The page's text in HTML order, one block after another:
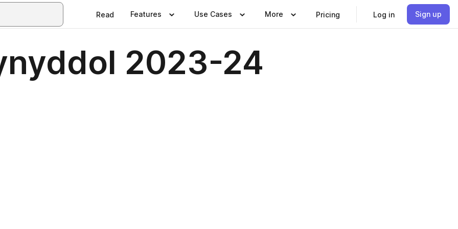
Read Features Use Cases More Pricing Log in Sign up
2023-24